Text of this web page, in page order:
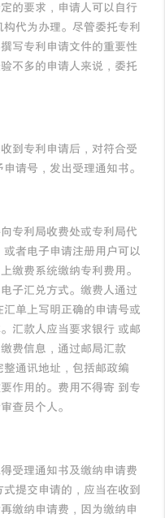
要求，申请人可以自行
代为办理。尽管委托专利
写专利申请文件的重要性
不多的申请人来说，委托
专利申请后，对符合受
请号，发出受理通知书。
利局收费处或专利局代
者电子申请注册用户可以
缴费系统缴纳专利费用。
子汇兑方式。缴费人通过
单上写明正确的申请号或
汇款人应当要求银行 或邮
费信息，通过邮局汇款
通讯地址，包括邮政编
作用的。费用不得寄 到专
查员个人。
理通知书及缴纳申请费
提交申请的，应当在收到
缴纳申请费，因为缴纳申